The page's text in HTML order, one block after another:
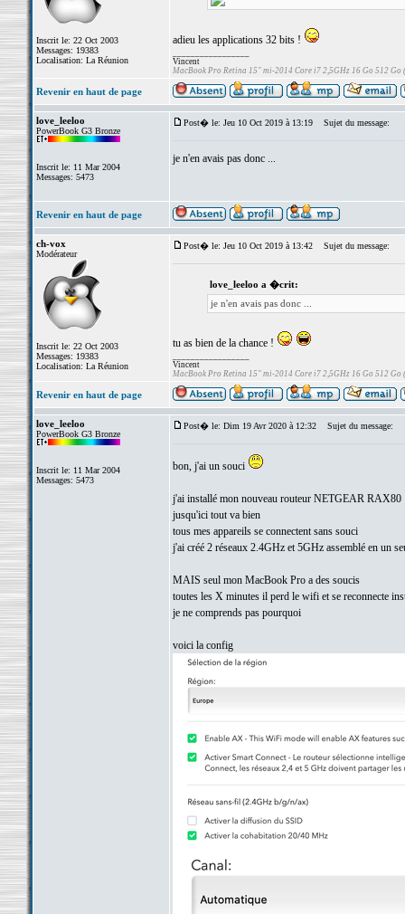
Inscrit le: 22 Oct 2003
Messages: 19383
Localisation: La Réunion
adieu les applications 32 bits !
Vincent
MacBook Pro Retina 15" mi-2014 Core i7 2,5GHz 16 Go 512 Go
Revenir en haut de page
love_leeloo
PowerBook G3 Bronze
Inscrit le: 11 Mar 2004
Messages: 5473
Post� le: Jeu 10 Oct 2019 à 13:19 Sujet du message:
je n'en avais pas donc ...
Revenir en haut de page
ch-vox
Modérateur
Inscrit le: 22 Oct 2003
Messages: 19383
Localisation: La Réunion
Post� le: Jeu 10 Oct 2019 à 13:42 Sujet du message:
love_leeloo a �crit:
je n'en avais pas donc ...
tu as bien de la chance !
Vincent
MacBook Pro Retina 15" mi-2014 Core i7 2,5GHz 16 Go 512 Go
Revenir en haut de page
love_leeloo
PowerBook G3 Bronze
Inscrit le: 11 Mar 2004
Messages: 5473
Post� le: Dim 19 Avr 2020 à 12:32 Sujet du message:
bon, j'ai un souci
j'ai installé mon nouveau routeur NETGEAR RAX80
jusqu'ici tout va bien
tous mes appareils se connectent sans souci
j'ai créé 2 réseaux 2.4GHz et 5GHz assemblé en un
MAIS seul mon MacBook Pro a des soucis
toutes les X minutes il perd le wifi et se reconnecte
je ne comprends pas pourquoi
voici la config